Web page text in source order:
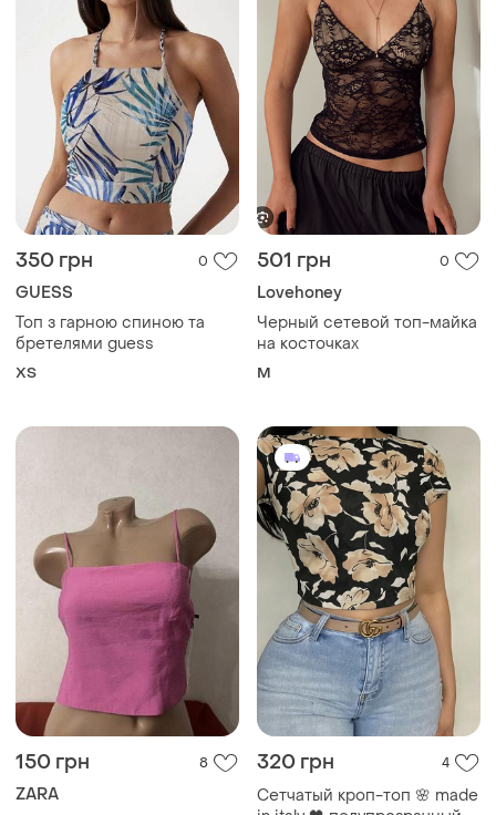
350 грн
GUESS
Топ з гарною спиною та
бретелями guess
ХS
501 грн
Lovehoney
Черный сетевой топ-майка
на косточках
M
150 грн
Топ з відкритою спиною
ХS и еще 1
320 грн
Сетчатый кроп-топ 🌸 made
in italy 🖤 полупрозрачный
топ с коротким рукавом ✨
размер s-m
S и еще 1